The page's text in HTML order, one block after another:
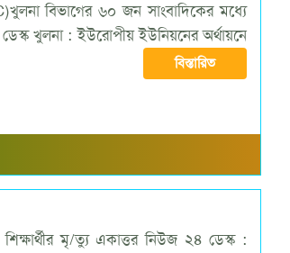
বিভাগের ৬০ জন সাংবাদিকের মধ্যে
খুলনা : ইউরোপীয় ইউনিয়নের অর্থায়নে
বিস্তারিত
মৃ/ত্যু একাত্তর নিউজ ২৪ ডেস্ক :